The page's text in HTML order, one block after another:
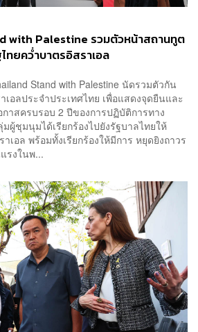
with Palestine รวมตัวหน้าสถานทูต
ทยคว่ำบาตรอิสราเอล
Stand with Palestine นัดรวมตัวกัน
อลประจำประเทศไทย เพื่อแสดงจุดยืนและ
กาสครบรอบ 2 ปีของการปฏิบัติการทาง
ชุมนุมได้เรียกร้องไปยังรัฐบาลไทยให้
เอล พร้อมทั้งเรียกร้องให้มีการ หยุดยิงถาวร
รงในพ...